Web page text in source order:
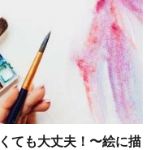
ても大丈夫！〜絵に描